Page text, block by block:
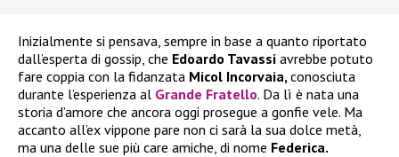
Inizialmente si pensava, sempre in base a quanto riportato
dall’esperta di gossip, che Edoardo Tavassi avrebbe potuto
fare coppia con la fidanzata Micol Incorvaia, conosciuta
durante l’esperienza al Grande Fratello. Da lì è nata una
storia d’amore che ancora oggi prosegue a gonfie vele. Ma
accanto all’ex vippone pare non ci sarà la sua dolce metà,
ma una delle sue più care amiche, di nome Federica.